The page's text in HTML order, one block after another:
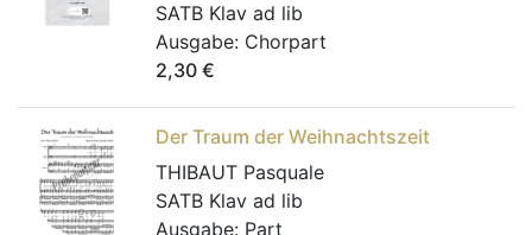
SATB Klav ad lib
Ausgabe: Chorpart
2,30 €
Der Traum der Weihnachtszeit
THIBAUT Pasquale
SATB Klav ad lib
Ausgabe: Part